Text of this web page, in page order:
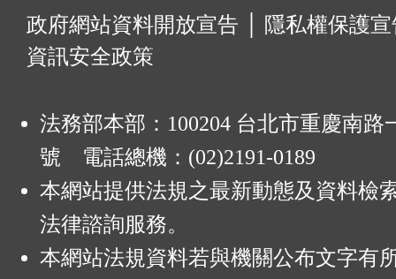
政府網站資料開放宣告
隱私權保護
資訊安全政策
法務部本部：100204 台北市重慶南路
號 電話總機：(02)2191-0189
本網站提供法規之最新動態及資料檢
法律諮詢服務。
本網站法規資料若與機關公布文字有